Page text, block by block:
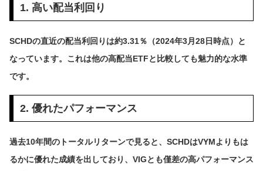
1. 高い配当利回り
SCHDの直近の配当利回りは約3.31％（2024年3月28日時点）と
なっています。これは他の高配当ETFと比較しても魅力的な水準
です。
2. 優れたパフォーマンス
過去10年間のトータルリターンで見ると、SCHDはVYMよりもは
るかに優れた成績を出しており、VIGとも僅差の高パフォーマンス